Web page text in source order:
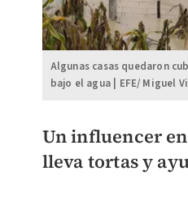
Algunas casas quedaron
bajo el agua | EFE/ Miguel
Un influencer
lleva tortas y